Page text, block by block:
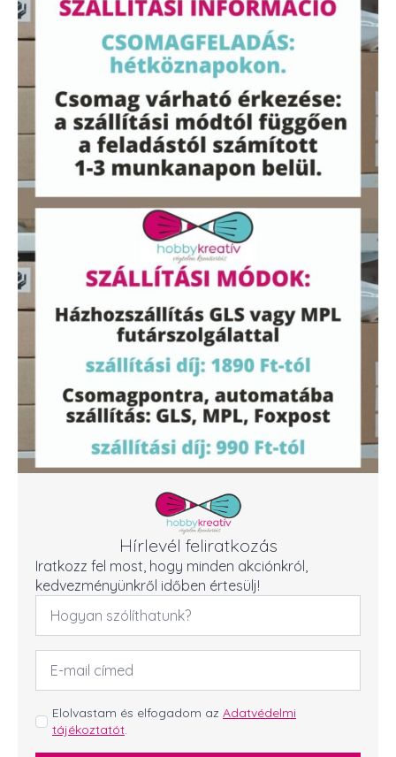
Hírlevél feliratkozás
Iratkozz fel most, hogy minden akciónkról,
kedvezményünkről időben értesülj!
Név
Email
cím
GDPR
*
Elolvastam és elfogadom az Adatvédelmi
tájékoztatót